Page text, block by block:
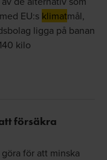
EU:s klimatmål,
ligga på banan
kilo
försäkra
för att minska